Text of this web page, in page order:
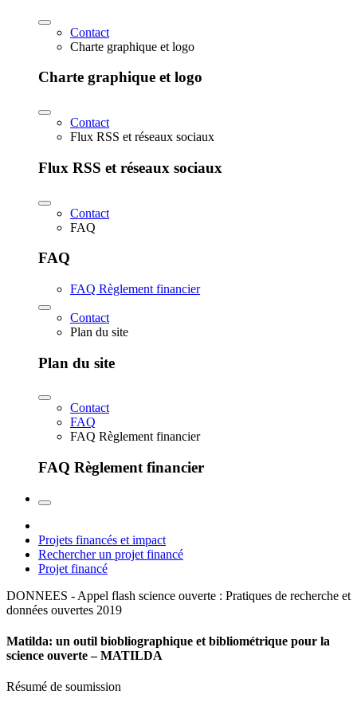
Contact
Charte graphique et logo
Charte graphique et logo
Contact
Flux RSS et réseaux sociaux
Flux RSS et réseaux sociaux
Contact
FAQ
FAQ
FAQ Règlement financier
Contact
Plan du site
Plan du site
Contact
FAQ
FAQ Règlement financier
FAQ Règlement financier
Projets financés et impact
Rechercher un projet financé
Projet financé
DONNEES - Appel flash science ouverte : Pratiques de recherche et
données ouvertes 2019
Matilda: un outil biobliographique et bibliométrique pour la
science ouverte – MATILDA
Résumé de soumission